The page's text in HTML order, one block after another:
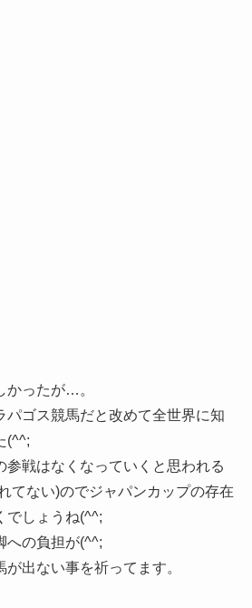
かったが…。
パゴス競馬だと改めて全世界に知
(^^;
参戦はなくなっていくと思われる
てない)のでジャパンカップの存在
でしょうね(^^;
への負担が(^^;
出ない事を祈ってます。